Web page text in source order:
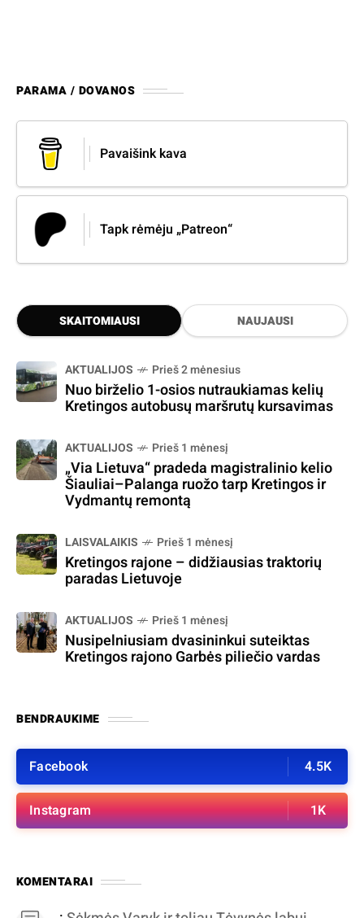
PARAMA / DOVANOS
Pavaišink kava
Tapk rėmėju „Patreon“
SKAITOMIAUSI NAUJAUSI
AKTUALIJOS Prieš 2 mėnesius
Nuo birželio 1-osios nutraukiamas kelių
Kretingos autobusų maršrutų kursavimas
AKTUALIJOS Prieš 1 mėnesį
„Via Lietuva“ pradeda magistralinio kelio
Šiauliai–Palanga ruožo tarp Kretingos ir
Vydmantų remontą
LAISVALAIKIS Prieš 1 mėnesį
Kretingos rajone – didžiausias traktorių
paradas Lietuvoje
AKTUALIJOS Prieš 1 mėnesį
Nusipelniusiam dvasininkui suteiktas
Kretingos rajono Garbės piliečio vardas
BENDRAUKIME
Facebook 4.5K
Instagram 1K
KOMENTARAI